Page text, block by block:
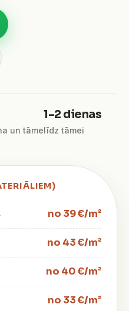
un tāme
1–2 dienas
līdz tāmei
no 39 €/m²
no 43 €/m²
no 40 €/m²
no 33 €/m²